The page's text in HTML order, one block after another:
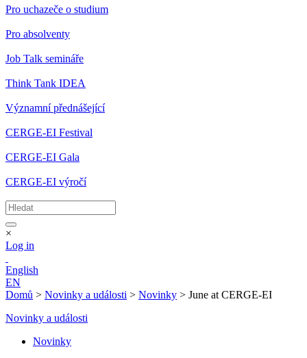
Pro uchazeče o studium
Pro absolventy
Job Talk semináře
Think Tank IDEA
Významní přednášející
CERGE-EI Festival
CERGE-EI Gala
CERGE-EI výročí
×
Log in
English
EN
Domů > Novinky a události > Novinky > June at CERGE-EI
Novinky a události
Novinky